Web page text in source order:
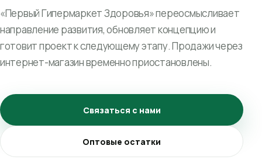
«Первый Гипермаркет Здоровья» переосмысливает
направление развития, обновляет концепцию и
готовит проект к следующему этапу. Продажи через
интернет-магазин временно приостановлены.
Связаться с нами
Оптовые остатки